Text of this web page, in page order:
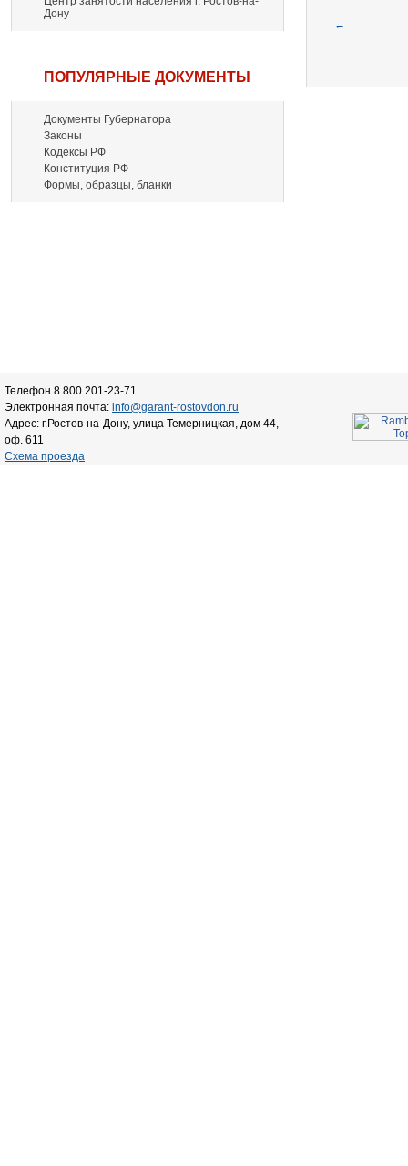
Дону
ПОПУЛЯРНЫЕ ДОКУМЕНТЫ
Документы Губернатора
Законы
Кодексы РФ
Конституция РФ
Формы, образцы, бланки
←
Телефон 8 800 201-23-71
Электронная почта: info@garant-rostovdon.ru
Адрес: г.Ростов-на-Дону, улица Темерницкая, дом 44,
оф. 611
Схема проезда